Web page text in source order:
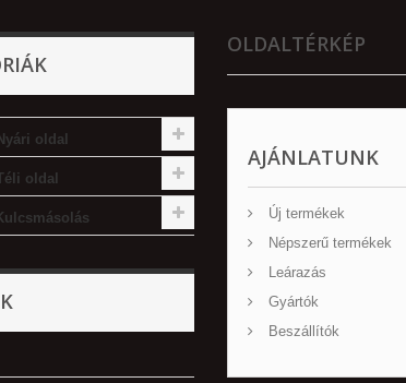
Nyári oldal
oldal
OLDALTÉRKÉP
AJÁNLATUNK
Új termékek
Népszerű termékek
Leárazás
Gyártók
Beszállítók